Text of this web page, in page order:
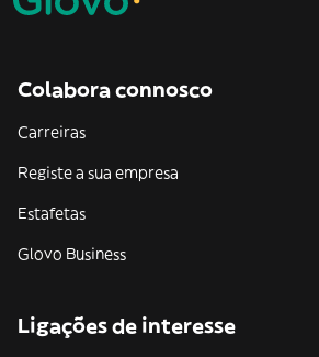
Colabora connosco
Carreiras
Registe a sua empresa
Estafetas
Glovo Business
Ligações de interesse